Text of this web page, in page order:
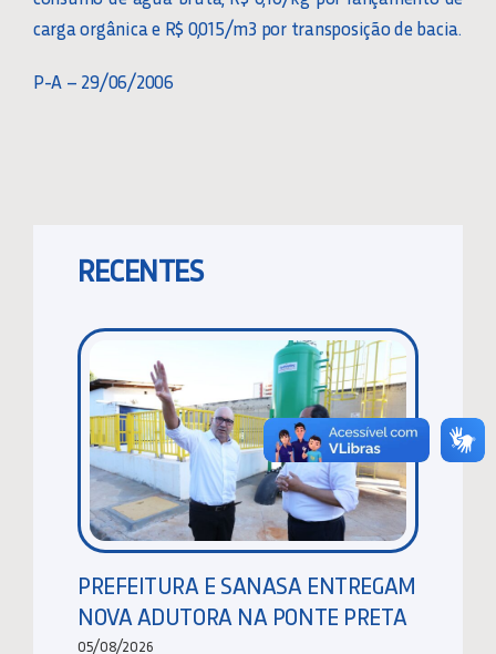
carga orgânica e R$ 0,015/m3 por transposição de bacia.
P-A – 29/06/2006
RECENTES
PREFEITURA E SANASA ENTREGAM
NOVA ADUTORA NA PONTE PRETA
05/08/2026